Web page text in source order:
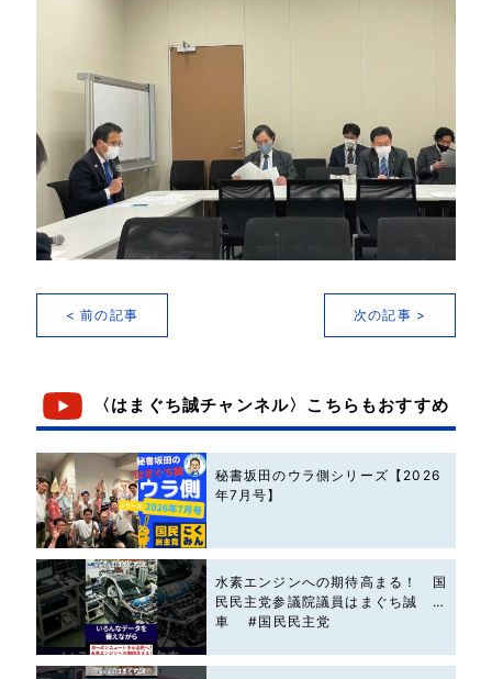
< 前の記事 次の記事 >
〈はまぐち誠チャンネル〉こちらもおすすめ
秘書坂田のウラ側シリーズ【2026
年7月号】
水素エンジンへの期待高まる！ 国
民民主党参議院議員はまぐち誠 #
車 #国民民主党